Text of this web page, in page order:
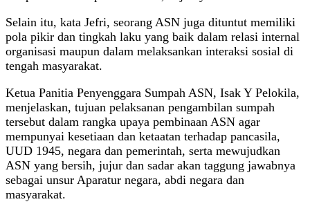
Selain itu, kata Jefri, seorang ASN juga dituntut memiliki
pola pikir dan tingkah laku yang baik dalam relasi internal
organisasi maupun dalam melaksankan interaksi sosial di
tengah masyarakat.
Ketua Panitia Penyenggara Sumpah ASN, Isak Y Pelokila,
menjelaskan, tujuan pelaksanan pengambilan sumpah
tersebut dalam rangka upaya pembinaan ASN agar
mempunyai kesetiaan dan ketaatan terhadap pancasila,
UUD 1945, negara dan pemerintah, serta mewujudkan
ASN yang bersih, jujur dan sadar akan taggung jawabnya
sebagai unsur Aparatur negara, abdi negara dan
masyarakat.